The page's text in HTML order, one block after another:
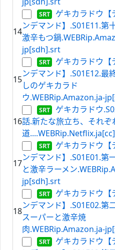
14
ゲキカラドウ【
ンデマンド】.S01E11.第
激辛もつ鍋
jp[sdh].srt
15
ゲキカラドウ【
ンデマンド】.S01E12.最
しのゲキカラド
ウ.WEBRip.Amazon.ja-
16
ゲキカラドウ
話.新たな旅立ち、それぞ
道
17
ゲキカラドウ【
ンデマンド】.S01E01.第
と激辛ラーメン
jp[sdh].srt
18
ゲキカラドウ【
ンデマンド】.S01E02.第
スーパーと激辛焼
肉.WEBRip.Amazon.ja-
ゲキカラドウ【